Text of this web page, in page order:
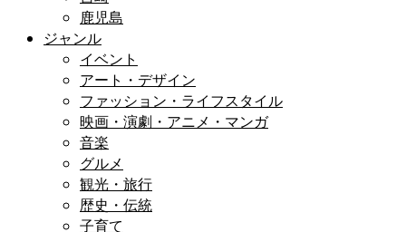
鹿児島
ジャンル
イベント
アート・デザイン
ファッション・ライフスタイル
映画・演劇・アニメ・マンガ
音楽
グルメ
観光・旅行
歴史・伝統
子育て